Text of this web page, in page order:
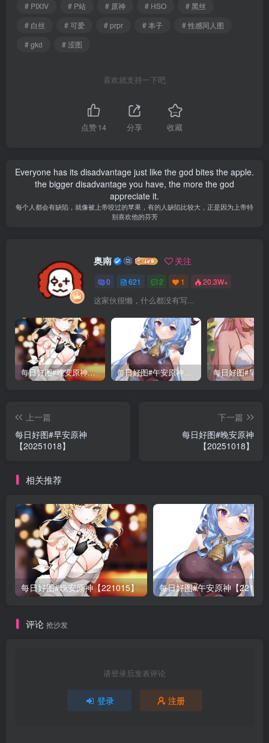
# PIXIV
# P站 # 原神 # HSO
# 黑丝
# 白丝
# 可爱 # prpr # 本子
# 性感同人图
# gkd
# 涩图
喜欢就支持一下吧
点赞14 分享 收藏
Everyone has its disadvantage just like the god bites the apple.
the bigger disadvantage you have, the more the god
appreciate it.
每个人都会有缺陷，就像被上帝咬过的苹果，有的人缺陷比较大，正是因为上帝特
别喜欢他的芬芳
奥南 关注
0 621 2 1 20.3W+
这家伙很懒，什么都没有写...
每日好图#晚安原神【221015】 每日好图#午安原神【221014】
上一篇
每日好图#早安原神
【20251018】
下一篇
每日好图#晚安原神
【20251018】
相关推荐
每日好图#晚安原神【221015】 每日好图#午安原神【
评论 抢沙发
请登录后发表评论
登录 注册